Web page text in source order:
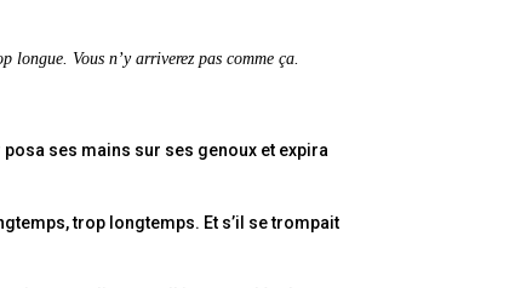
Vous n’y arriverez pas comme ça.
ses mains sur ses genoux et expira
trop longtemps. Et s’il se trompait